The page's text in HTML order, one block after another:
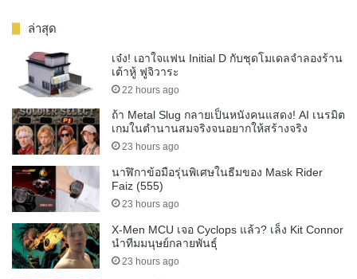
ล่าสุด
เจ๋ง! เอาใจแฟน Initial D กับชุดโมเดลจำลองร้าน
เต้าหู้ ฟูจิวาระ
22 hours ago
ถ้า Metal Slug กลายเป็นหนังคนแสดง! AI เนรมิต
เกมในตำนานสมจริงจนอยากให้สร้างจริง
23 hours ago
นาฬิกาข้อมือรุ่นพิเศษในธีมของ Mask Rider
Faiz (555)
23 hours ago
X-Men MCU เจอ Cyclops แล้ว? เล็ง Kit Connor
นำทีมมนุษย์กลายพันธุ์
23 hours ago